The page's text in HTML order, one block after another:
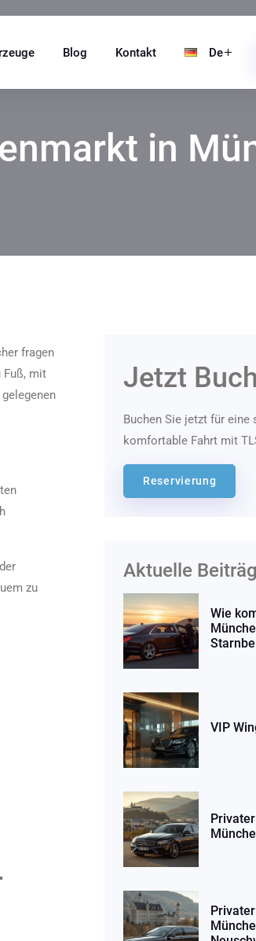
Blog Kontakt De
in
fragen
Fuß, mit
zu
Jetzt
Buchen Sie jetzt für eine
komfortable Fahrt mit
Reservierung
Aktuelle
Wie
VIP